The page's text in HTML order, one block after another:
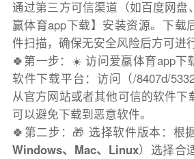
通过第三方可信渠道（如百度网盘
赢体育app下载】安装资源。下载
件扫描，确保无安全风险后方可进
🍀第一步：☀️ 访问爱赢体育app下
软件下载平台：访问（/8407d/
从官方网站或者其他可信的软件下
可以避免下载到恶意软件。
🍀第二步：🎁 选择软件版本：根
Windows、Mac、Linux）选择合